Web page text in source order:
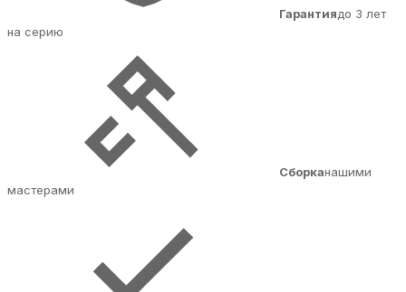
Гарантиядо 3 лет
на серию
Сборканашими
мастерами